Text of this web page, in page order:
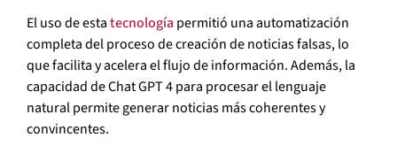
El uso de estatecnología permitió una automatización
completa del proceso de creación de noticias falsas, lo
que facilita y acelera el flujo de información. Además, la
capacidad de Chat GPT 4 para procesar el lenguaje
natural permite generar noticias más coherentes y
convincentes.